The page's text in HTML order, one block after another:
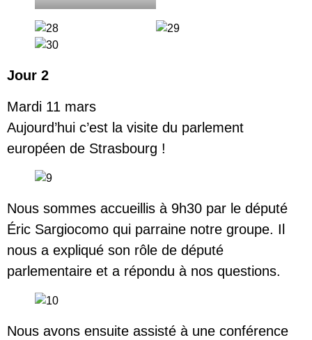
Jour 2
Mardi 11 mars
Aujourd’hui c’est la visite du parlement
européen de Strasbourg !
Nous sommes accueillis à 9h30 par le député
Éric Sargiocomo qui parraine notre groupe. Il
nous a expliqué son rôle de député
parlementaire et a répondu à nos questions.
Nous avons ensuite assisté à une conférence